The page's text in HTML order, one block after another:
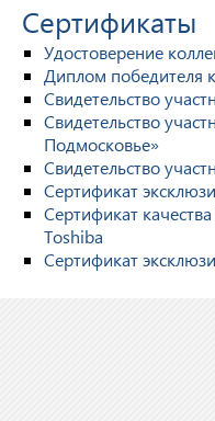
Сертификаты
Удостоверение
Диплом победителя
Свидетельство
Свидетельство
Подмосковье»
Свидетельство
Сертификат
Сертификат
Toshiba
Сертификат